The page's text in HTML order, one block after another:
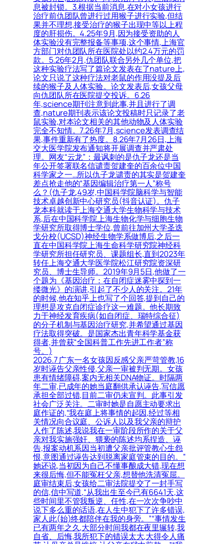
息被封锁。3.根据当前消息,在对小女孩进行
治疗前仇团队曾进行过用猴子进行实验,但结
果并不理想,接受治疗的猴子出现中等以上程
度的肝损伤。4.25年9月,因为接受资助的人
体实验没有完整报备等事项,这个事情,上海官
方部门对仇团队所在医院处以约2.4万元的罚
款。5.26年2月,仇团队联合另外几个单位,把
这种实验疗法写了篇论文发表在了nature上,
论文只说了这种疗法对老鼠的作用没提及后
续的猴子及人体实验。论文发表后,女孩父母
向仇团队所在医院提交投诉。6.26
年,science期刊注意到此事,并且进行了调
查,nature期刊表示该论文投稿时只记录了老
鼠实验,对本论文相关的其他动物及人体实验
完全不知情。7.26年7月,science发表调查结
果,事件重新有了热度。8.26年7月26日,上海
交大医学院发布通知将开展调查并严肃处
理。网友“云龙”：最讽刺的是仇子龙还是当
年公开签署联名信谴责贺建奎的百余位中国
科学家之一…所以仇子龙谴责的其实是贺建奎
差点抢走他的“基因编辑治疗第一人”称号
么？(仇子龙,49岁,中国科学院脑科学与智能
技术卓越创新中心研究员(抖音认证)。仇子
龙本科就读于上海交通大学生物科学与技术
系,后在中国科学院上海生物化学与细胞生物
学研究所取得博士学位,曾前往加州大学圣迭
戈分校(UCSD)神经生物学系做博后,之后一
直在中国科学院上海生命科学研究院神经科
学研究所担任研究员、课题组长,直到2023年
转任上海交通大学医学院松江研究院资深研
究员、博士生导师。2019年9月5日,他做了一
个题为《基因治疗：在自闭症迷雾中探到一
缕微光》的演讲,引起了不少人的关注。21年
的时候,他在知乎上也写了个回答,提到自己的
理想是攻克自闭症诊疗这一难题。他长期致
力于神经发育疾病(如自闭症、瑞特综合征)
的分子机制与基因治疗研究,并希望通过基因
疗法取得突破。是国家杰出青年科学基金获
得者,并曾获“全国科普工作先进工作者”称
号。)
2026.7 广东一名女孩因反感父亲严苛管教,16
岁时诬告父亲性侵,父亲一审被判无期。女孩
患有情绪障碍,案内无相关DNA物证。时隔两
年二审,已成年的她当庭翻供承认诬告,写信愿
承担全部过错,目前二审仍未宣判。此事引发
社会广泛关注。二审时她是自愿主动要求出
庭作证的,“我在庭上将事情的起因,经过等相
关情况向合议庭、公诉人以及我父亲的辩护
人作了陈述,我说我在一审阶段所作的关于父
亲对我实施强奸、猥亵的陈述均系捏造、诬
告,报案动机系因当初遭父亲批评管教心生怨
恨,意图通过诬告达到脱离家庭管束的目的。”
她还说,当初因为自己不懂事酿成大错,现在想
来很后悔,但不能冤枉父亲,想替他洗清冤屈。
庭审结束后,女孩给二审法院提交了一封手写
的信,信中写道,“从我出生至今已有6641天,这
些时间里不管我叛逆、任性,在一次次争吵中
说下多么重的话语,在人生中犯下了许多错误,
家人此(始)终都陪伴在我的身旁。”“事情发生
已有两年之久,大部分时间我都在夜里辗转,我
自省、后悔,我所犯下的错误太大,大得令人痛